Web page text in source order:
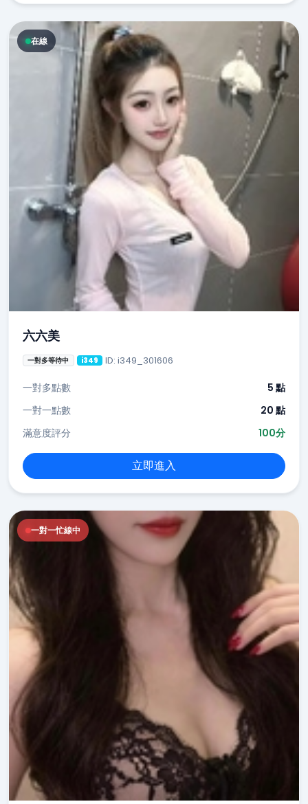
在線
六六美
一對多等待中 i349 ID: i349_301606
一對多點數
5 點
一對一點數
20 點
滿意度評分
100分
立即進入
一對一忙線中